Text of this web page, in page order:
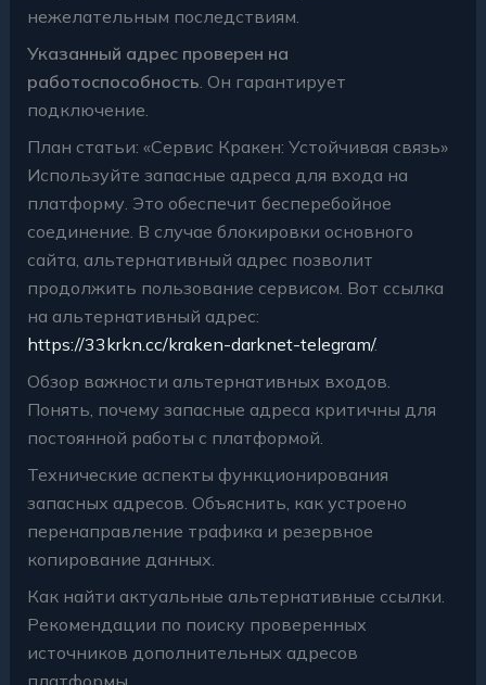
нежелательным последствиям.
Указанный адрес проверен на
работоспособность . Он гарантирует
подключение.
План статьи: «Сервис Кракен: Устойчивая связь»
Используйте запасные адреса для входа на
платформу. Это обеспечит бесперебойное
соединение. В случае блокировки основного
сайта, альтернативный адрес позволит
продолжить пользование сервисом. Вот ссылка
на альтернативный адрес:
https://33krkn.cc/kraken-darknet-telegram/.
Обзор важности альтернативных входов.
Понять, почему запасные адреса критичны для
постоянной работы с платформой.
Технические аспекты функционирования
запасных адресов. Объяснить, как устроено
перенаправление трафика и резервное
копирование данных.
Как найти актуальные альтернативные ссылки.
Рекомендации по поиску проверенных
источников дополнительных адресов
платформы.